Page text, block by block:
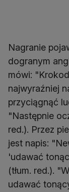
Nagranie
dogranym
mówi:
najwyraźniej
przyciągnąć
"Następnie
red.). Przez
jest napis:
'udawać
(tłum. red.).
udawać